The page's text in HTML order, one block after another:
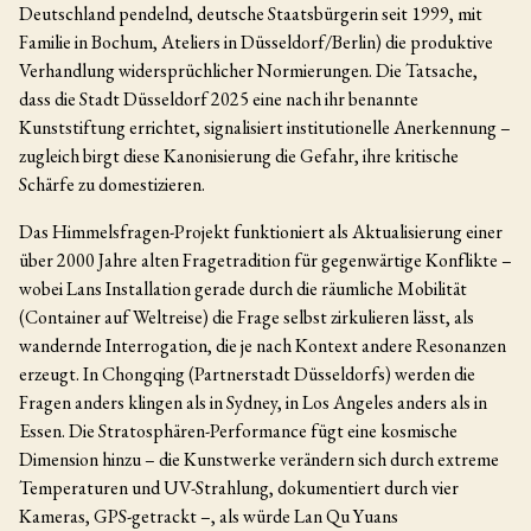
Deutschland pendelnd, deutsche Staatsbürgerin seit 1999, mit
Familie in Bochum, Ateliers in Düsseldorf/Berlin) die produktive
Verhandlung widersprüchlicher Normierungen. Die Tatsache,
dass die Stadt Düsseldorf 2025 eine nach ihr benannte
Kunststiftung errichtet, signalisiert institutionelle Anerkennung –
zugleich birgt diese Kanonisierung die Gefahr, ihre kritische
Schärfe zu domestizieren.
Das Himmelsfragen-Projekt funktioniert als Aktualisierung einer
über 2000 Jahre alten Fragetradition für gegenwärtige Konflikte –
wobei Lans Installation gerade durch die räumliche Mobilität
(Container auf Weltreise) die Frage selbst zirkulieren lässt, als
wandernde Interrogation, die je nach Kontext andere Resonanzen
erzeugt. In Chongqing (Partnerstadt Düsseldorfs) werden die
Fragen anders klingen als in Sydney, in Los Angeles anders als in
Essen. Die Stratosphären-Performance fügt eine kosmische
Dimension hinzu – die Kunstwerke verändern sich durch extreme
Temperaturen und UV-Strahlung, dokumentiert durch vier
Kameras, GPS-getrackt –, als würde Lan Qu Yuans